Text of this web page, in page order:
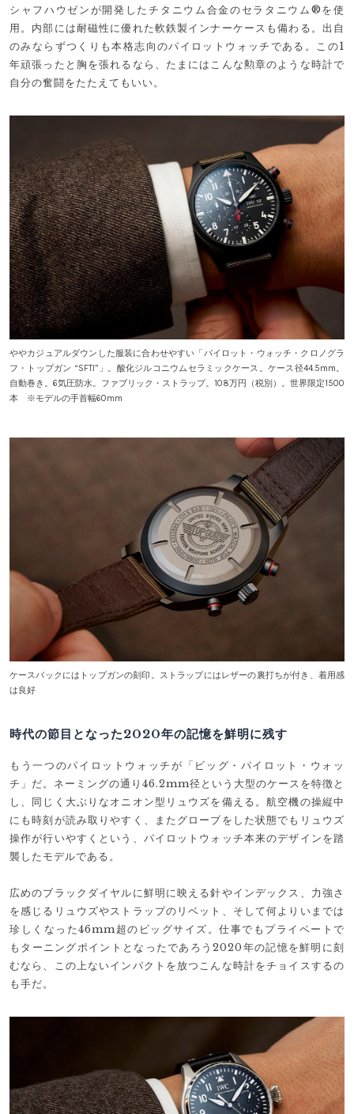
シャフハウゼンが開発したチタニウム合金のセラタニウム®を使
用。内部には耐磁性に優れた軟鉄製インナーケースも備わる。出自
のみならずつくりも本格志向のパイロットウォッチである。この1
年頑張ったと胸を張れるなら、たまにはこんな勲章のような時計で
自分の奮闘をたたえてもいい。
ややカジュアルダウンした服装に合わせやすい「パイロット・ウォッチ・クロノグラ
フ・トップガン “SFTI”」。酸化ジルコニウムセラミックケース。ケース径44.5mm。
自動巻き。6気圧防水。ファブリック・ストラップ。108万円（税別）。世界限定1500
本 ※モデルの手首幅60mm
ケースバックにはトップガンの刻印。ストラップにはレザーの裏打ちが付き、着用感
は良好
時代の節目となった2020年の記憶を鮮明に残す
もう一つのパイロットウォッチが「ビッグ・パイロット・ウォッ
チ」だ。ネーミングの通り46.2mm径という大型のケースを特徴と
し、同じく大ぶりなオニオン型リュウズを備える。航空機の操縦中
にも時刻が読み取りやすく、またグローブをした状態でもリュウズ
操作が行いやすくという、パイロットウォッチ本来のデザインを踏
襲したモデルである。
広めのブラックダイヤルに鮮明に映える針やインデックス、力強さ
を感じるリュウズやストラップのリベット、そして何よりいまでは
珍しくなった46mm超のビッグサイズ。仕事でもプライベートで
もターニングポイントとなったであろう2020年の記憶を鮮明に刻
むなら、この上ないインパクトを放つこんな時計をチョイスするの
も手だ。